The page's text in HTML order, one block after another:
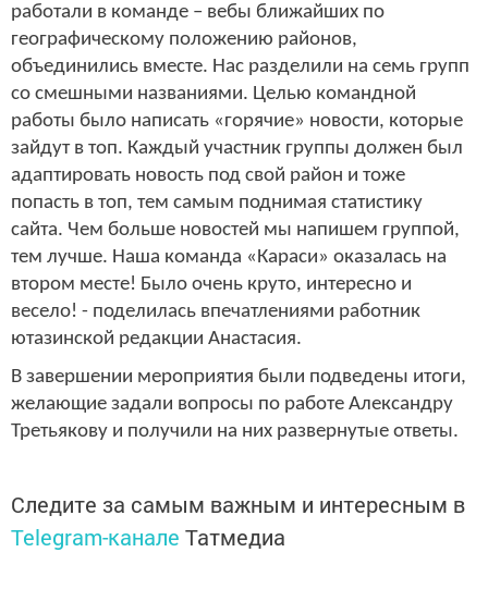
работали в команде – вебы ближайших по
географическому положению районов,
объединились вместе. Нас разделили на семь групп
со смешными названиями. Целью командной
работы было написать «горячие» новости, которые
зайдут в топ. Каждый участник группы должен был
адаптировать новость под свой район и тоже
попасть в топ, тем самым поднимая статистику
сайта. Чем больше новостей мы напишем группой,
тем лучше. Наша команда «Караси» оказалась на
втором месте! Было очень круто, интересно и
весело! - поделилась впечатлениями работник
ютазинской редакции Анастасия.
В завершении мероприятия были подведены итоги,
желающие задали вопросы по работе Александру
Третьякову и получили на них развернутые ответы.
Следите за самым важным и интересным в
Telegram-канале Татмедиа